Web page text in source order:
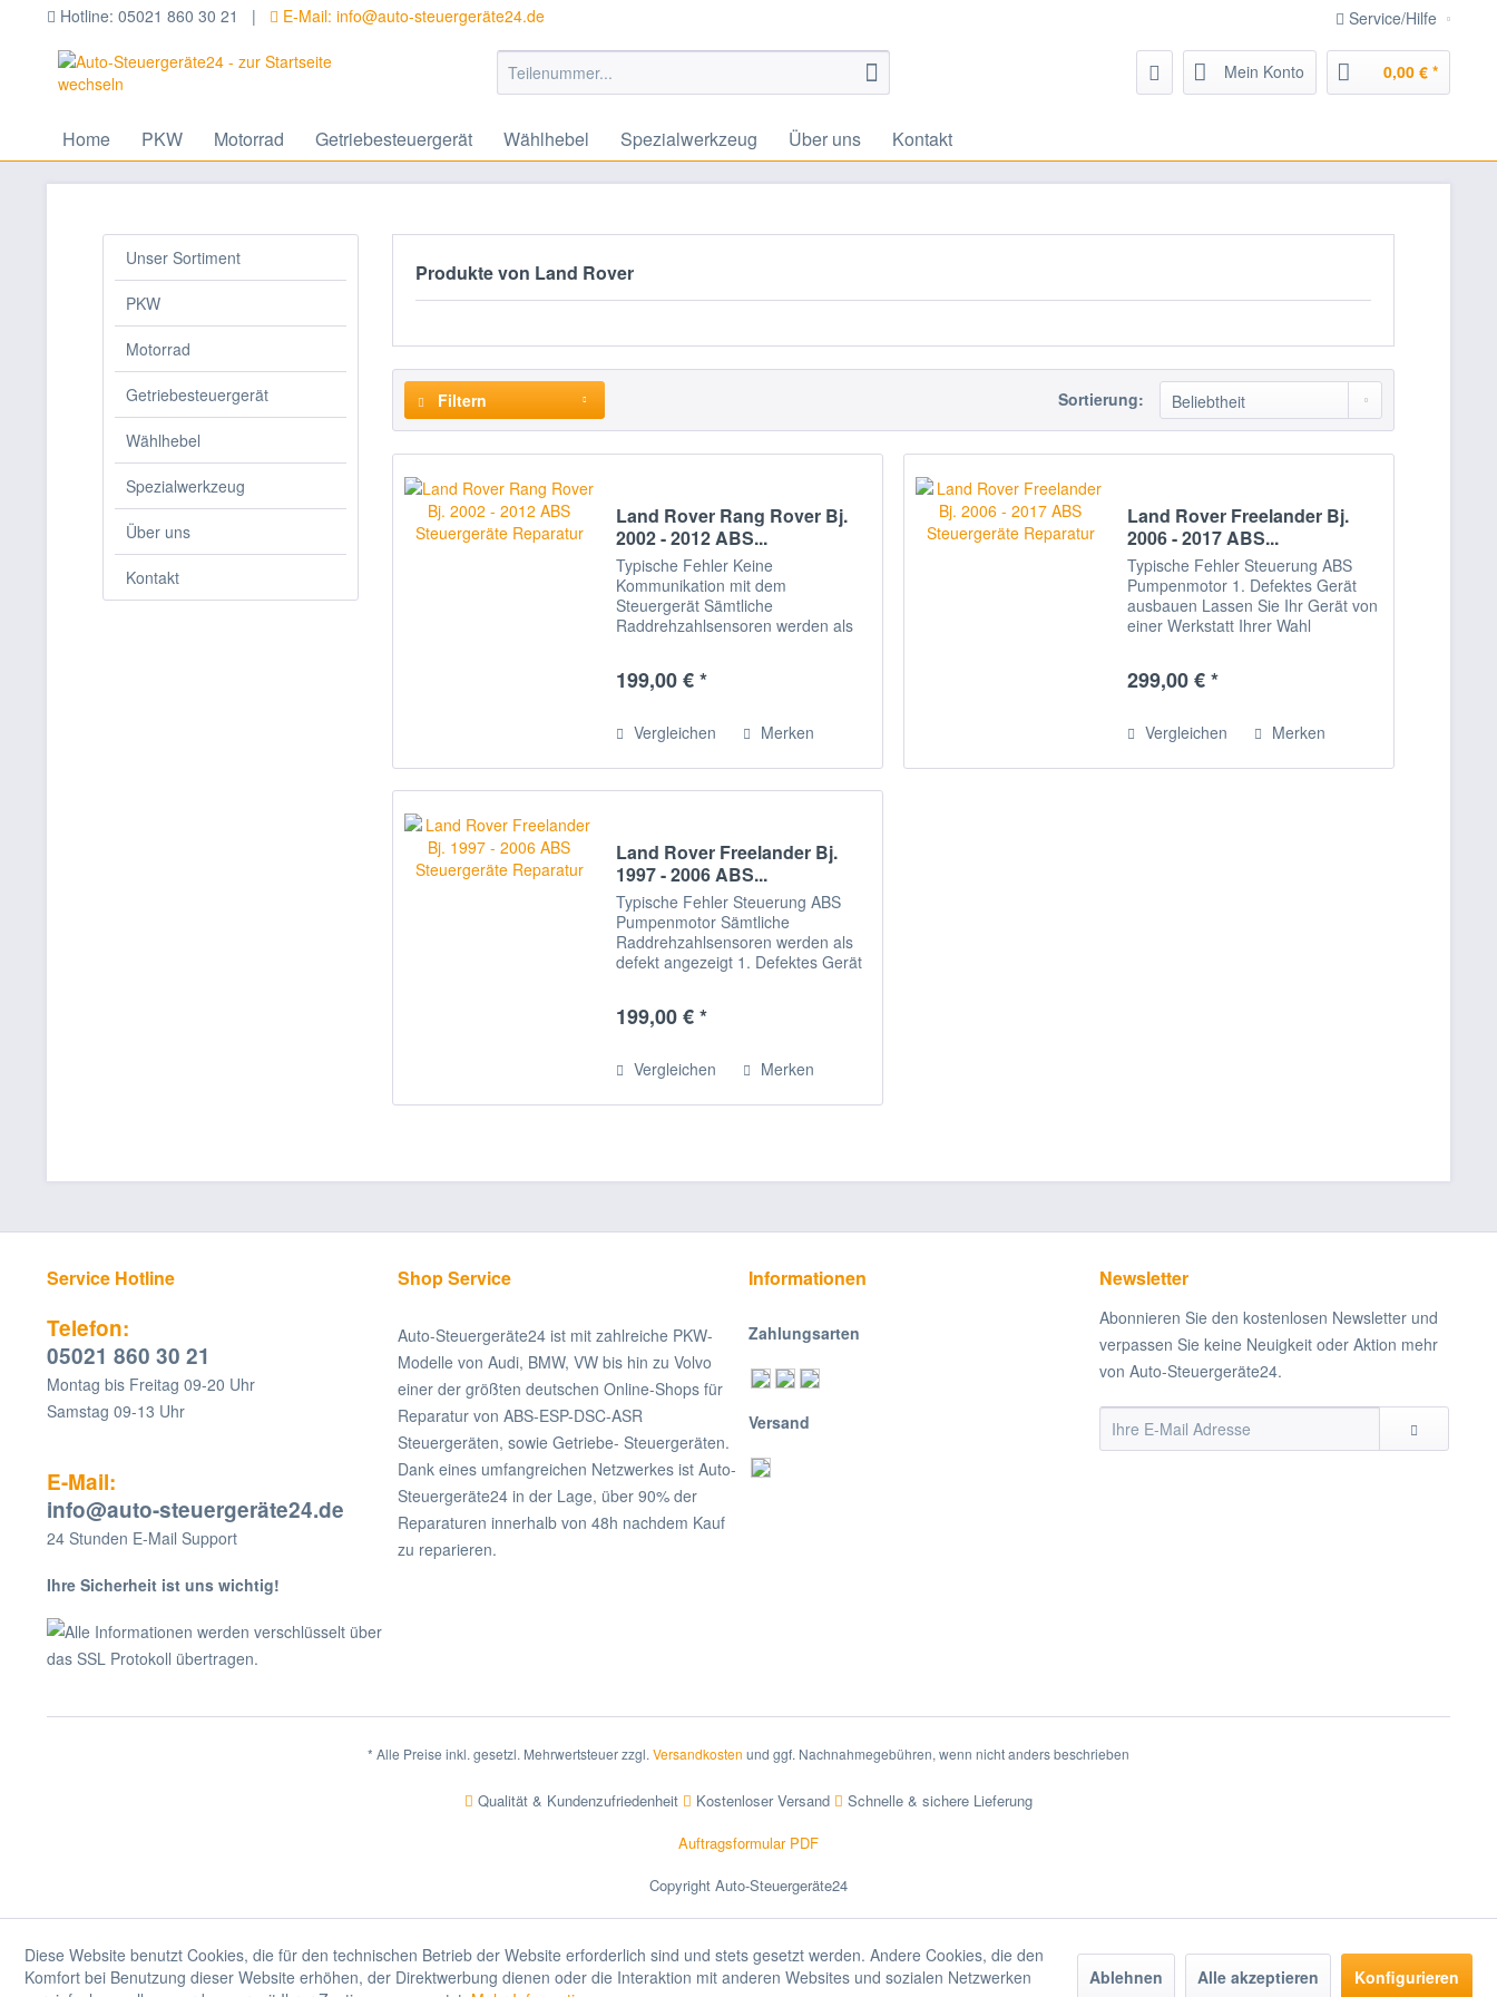
Service/Hilfe
Hotline: 05021 860 30 21 | E-Mail: info@auto-steuergeräte24.de
Mein Konto 0,00 € *
Home PKW Motorrad Getriebesteuergerät Wählhebel Spezialwerkzeug Über uns Kontakt
Unser Sortiment
PKW
Motorrad
Getriebesteuergerät
Wählhebel
Spezialwerkzeug
Über uns
Kontakt
Produkte von Land Rover
Filtern Sortierung:
Land Rover Rang Rover Bj.
2002 - 2012 ABS...
Typische Fehler Keine
Kommunikation mit dem
Steuergerät Sämtliche
Raddrehzahlsensoren werden als
einer Werkstatt Ihrer Wahl
Bitte...
199,00 € *
Vergleichen Merken
Land Rover Freelander Bj.
2006 - 2017 ABS...
Typische Fehler Steuerung ABS
Pumpenmotor 1. Defektes Gerät
ausbauen Lassen Sie Ihr Gerät von
einer Werkstatt Ihrer Wahl
sorgfältig und senden Sie es uns
299,00 € *
Vergleichen Merken
Land Rover Freelander Bj.
1997 - 2006 ABS...
Typische Fehler Steuerung ABS
Pumpenmotor Sämtliche
Raddrehzahlsensoren werden als
defekt angezeigt 1. Defektes Gerät
ausbauen. 2. Gerät verschicken
199,00 € *
Vergleichen Merken
Service Hotline
Telefon:
05021 860 30 21
Montag bis Freitag 09-20 Uhr
Samstag 09-13 Uhr
E-Mail:
info@auto-steuergeräte24.de
24 Stunden E-Mail Support
Ihre Sicherheit ist uns wichtig!
Alle Informationen werden verschlüsselt über
das SSL Protokoll übertragen.
Shop Service
Auto-Steuergeräte24 ist mit zahlreiche PKW-
Modelle von Audi, BMW, VW bis hin zu Volvo
einer der größten deutschen Online-Shops für
Reparatur von ABS-ESP-DSC-ASR
Steuergeräten, sowie Getriebe- Steuergeräten.
Dank eines umfangreichen Netzwerkes ist Auto-
Steuergeräte24 in der Lage, über 90% der
Reparaturen innerhalb von 48h nachdem Kauf
zu reparieren.
Informationen
Zahlungsarten
Versand
Newsletter
Abonnieren Sie den kostenlosen Newsletter und
verpassen Sie keine Neuigkeit oder Aktion mehr
von Auto-Steuergeräte24.
* Alle Preise inkl. gesetzl. Mehrwertsteuer zzgl. Versandkosten und ggf. Nachnahmegebühren, wenn nicht anders beschrieben
Qualität & Kundenzufriedenheit Kostenloser Versand
Schnelle & sichere Lieferung
Auftragsformular PDF
Copyright Auto-Steuergeräte24
Diese Website benutzt Cookies, die für den technischen Betrieb der Website erforderlich sind und stets gesetzt werden. Andere Cookies, die den
Komfort bei Benutzung dieser Website erhöhen, der Direktwerbung dienen oder die Interaktion mit anderen Websites und sozialen Netzwerken
Ablehnen Alle akzeptieren Konfigurieren